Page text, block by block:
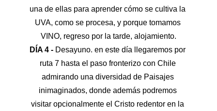
una de ellas para aprender cómo se cultiva la
UVA, como se procesa, y porque tomamos
VINO, regreso por la tarde, alojamiento.
DÍA 4 - Desayuno. en este día llegaremos por
ruta 7 hasta el paso fronterizo con Chile
admirando una diversidad de Paisajes
inimaginados, donde además podremos
visitar opcionalmente el Cristo redentor en la